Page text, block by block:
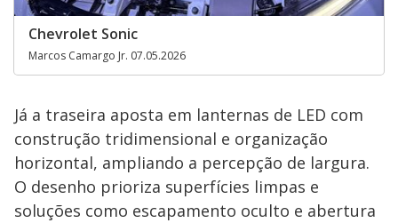
Chevrolet Sonic
Marcos Camargo Jr. 07.05.2026
Já a traseira aposta em lanternas de LED com
construção tridimensional e organização
horizontal, ampliando a percepção de largura.
O desenho prioriza superfícies limpas e
soluções como escapamento oculto e abertura